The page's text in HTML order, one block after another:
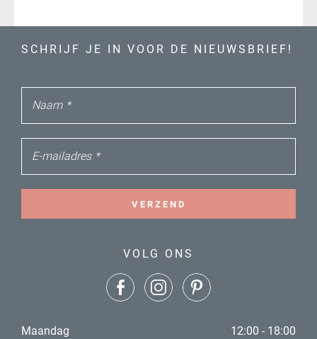
SCHRIJF JE IN VOOR DE NIEUWSBRIEF!
Naam *
E-mailadres *
VERZEND
VOLG ONS
Maandag
12:00 - 18:00